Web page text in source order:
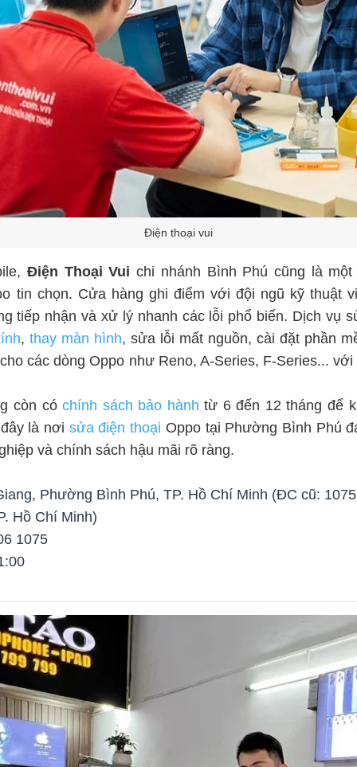
Điện thoại vui
Điện Thoại Vuichi nhánh Bình Phú cũng là
tin chọn. Cửa hàng ghi điểm với đội ngũ kỹ thuật
tiếp nhận và xử lý nhanh các lỗi phổ biến. Dịch vụ
, thay màn hình, sửa lỗi mất nguồn, cài đặt phần
các dòng Oppo như Reno, A-Series, F-Series...
còn cóchính sách bảo hành từ 6 đến 12 tháng để
là nơi sửa điện thoại Oppo tại Phường Bình Phú
và chính sách hậu mãi rõ ràng.
Phường Bình Phú, TP. Hồ Chí Minh (ĐC cũ:
Hồ Chí Minh)
1075